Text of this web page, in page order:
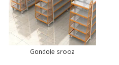
Gondole sr002